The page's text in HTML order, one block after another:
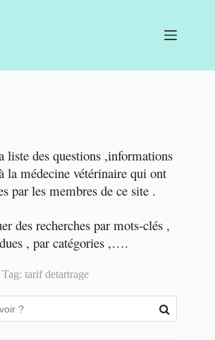
liste des questions ,informations
la médecine vétérinaire qui ont
par les membres de ce site .
des recherches par mots-clés ,
, par catégories ,….
Tag: tarif detartrage